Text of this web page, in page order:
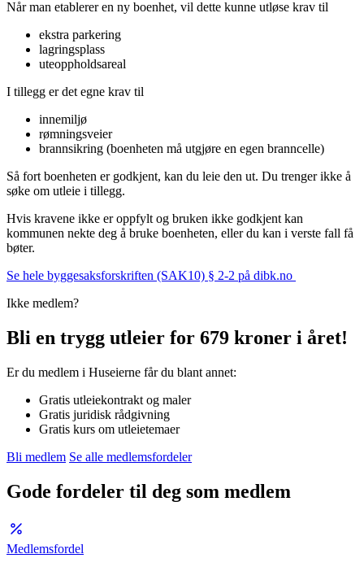
Når man etablerer en ny boenhet, vil dette kunne utløse krav til
ekstra parkering
lagringsplass
uteoppholdsareal
I tillegg er det egne krav til
innemiljø
rømningsveier
brannsikring (boenheten må utgjøre en egen branncelle)
Så fort boenheten er godkjent, kan du leie den ut. Du trenger ikke å
søke om utleie i tillegg.
Hvis kravene ikke er oppfylt og bruken ikke godkjent kan
kommunen nekte deg å bruke boenheten, eller du kan i verste fall få
bøter.
Se hele byggesaksforskriften (SAK10) § 2-2 på dibk.no
Ikke medlem?
Bli en trygg utleier for 679 kroner i året!
Er du medlem i Huseierne får du blant annet:
Gratis utleiekontrakt og maler
Gratis juridisk rådgivning
Gratis kurs om utleietemaer
Bli medlem Se alle medlemsfordeler
Gode fordeler til deg som medlem
Medlemsfordel